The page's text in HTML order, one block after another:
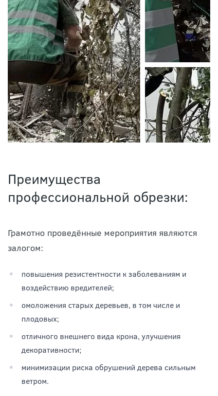
Преимущества
профессиональной обрезки:
Грамотно проведённые мероприятия являются
залогом:
повышения резистентности к заболеваниям и
воздействию вредителей;
омоложения старых деревьев, в том числе и
плодовых;
отличного внешнего вида крона, улучшения
декоративности;
минимизации риска обрушений дерева сильным
ветром.